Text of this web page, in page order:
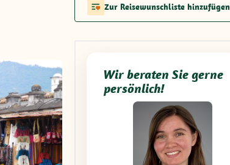
Zur Reisewunschliste hinzufügen
Wir beraten Sie gerne
persönlich!